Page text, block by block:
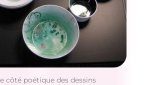
côté poétique des dessins